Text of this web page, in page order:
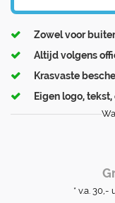
Zowel voor
Altijd volgens
Krasvaste
Eigen logo,
* v.a.